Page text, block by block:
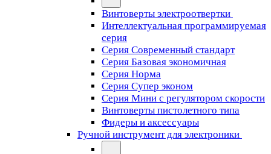
Винтоверты электроотвертки
Интеллектуальная программируемая
серия
Серия Современный стандарт
Серия Базовая экономичная
Серия Норма
Серия Cупер эконом
Серия Мини с регулятором скорости
Винтоверты пистолетного типа
Фидеры и аксессуары
Ручной инструмент для электроники